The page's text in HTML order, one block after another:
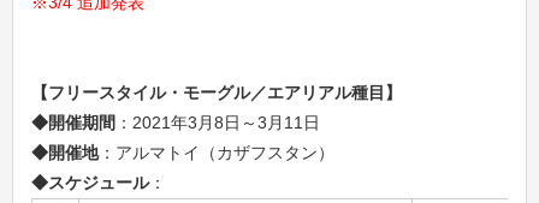
【フリースタイル・モーグル／エアリアル種目】
◆開催期間 ：2021年3月8日～3月11日
◆開催地：アルマトイ（カザフスタン）
◆スケジュール：